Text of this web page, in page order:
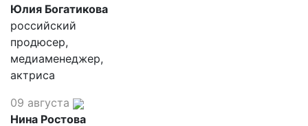
Юлия Богатикова
российский
продюсер,
медиаменеджер,
актриса
09 августа
Нина Ростова